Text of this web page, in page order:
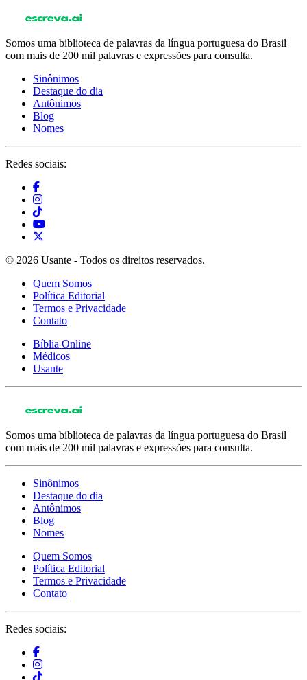
Somos uma biblioteca de palavras da língua portuguesa do Brasil
com mais de 200 mil palavras e expressões para consulta.
Sinônimos
Destaque do dia
Antônimos
Blog
Nomes
Redes sociais:
© 2026 Usante - Todos os direitos reservados.
Quem Somos
Política Editorial
Termos e Privacidade
Contato
Bíblia Online
Médicos
Usante
Somos uma biblioteca de palavras da língua portuguesa do Brasil
com mais de 200 mil palavras e expressões para consulta.
Sinônimos
Destaque do dia
Antônimos
Blog
Nomes
Quem Somos
Política Editorial
Termos e Privacidade
Contato
Redes sociais: